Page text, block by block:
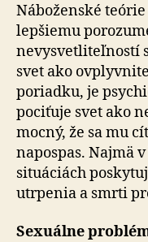
Náboženské
lepšiemu
nevysvetliteľností
svet ako
poriadku, je
po­ci­ťu­je svet ako
mocný, že sa mu
napospas. Najmä
situáciách
utrpenia a smrti
Sexuálne